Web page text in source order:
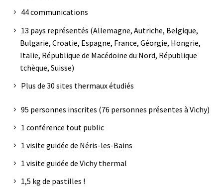
44 communications
13 pays représentés (Allemagne, Autriche, Belgique,
Bulgarie, Croatie, Espagne, France, Géorgie, Hongrie,
Italie, République de Macédoine du Nord, République
tchèque, Suisse)
Plus de 30 sites thermaux étudiés
95 personnes inscrites (76 personnes présentes à Vichy)
1 conférence tout public
1 visite guidée de Néris-les-Bains
1 visite guidée de Vichy thermal
1,5 kg de pastilles !